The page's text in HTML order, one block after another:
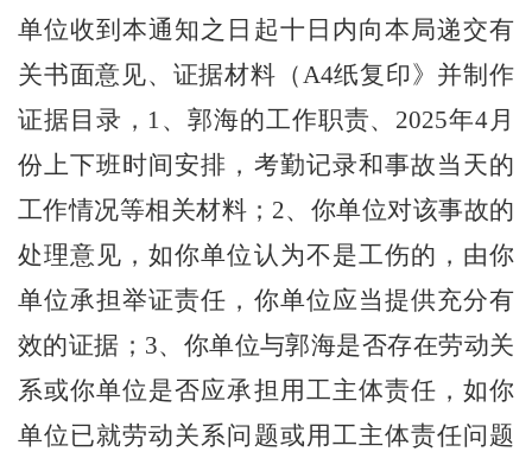
单位收到本通知之日起十日内向本局递交有
关书面意见、证据材料（A4纸复印》并制作
证据目录， 1、郭海的工作职责、 2025年4月
份上下班时间安排，考勤记录和事故当天的
工作情况等相关材料 ； 2、你单位对该事故的
处理意见，如你单位认为不是工伤的，由你
单位承担举证责任，你单位应当提供充分有
效的证据 ； 3、你单位与郭海是否存在劳动关
系或你单位是否应承担用工主体责任，如你
单位已就劳动关系问题或用工主体责任问题